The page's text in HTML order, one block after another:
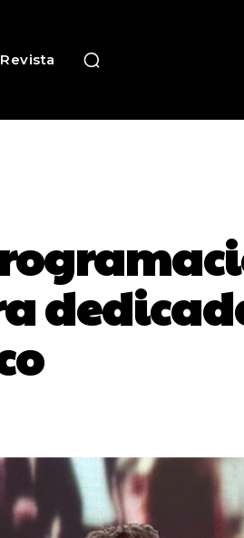
Revista